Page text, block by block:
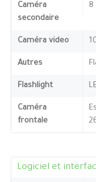
Caméra
secondaire
8
Caméra video
Autres
Flashlight
Caméra
frontale
Logiciel et